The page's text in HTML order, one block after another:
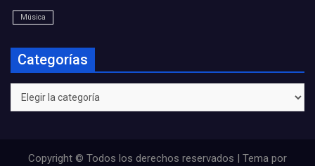
Música
Categorías
Categorías
Copyright © Todos los derechos reservados | Tema por